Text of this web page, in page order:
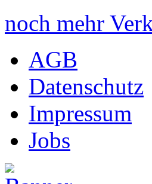
noch mehr
AGB
Datenschutz
Impressum
Jobs